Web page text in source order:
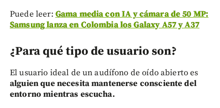
Puede leer: Gama media con IA y cámara de 50 MP:
Samsung lanza en Colombia los Galaxy A57 y A37
¿Para qué tipo de usuario son?
El usuario ideal de un audífono de oído abierto es
alguien que necesita mantenerse consciente del
entorno mientras escucha.